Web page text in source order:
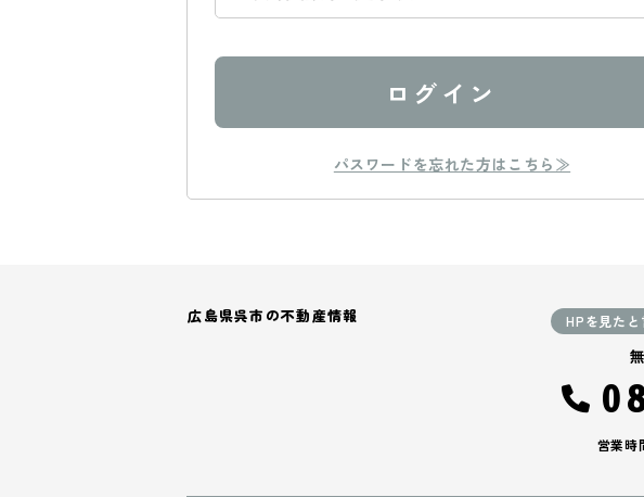
ログイン
パスワードを忘れた方はこちら≫
広島県呉市の不動産情報 HPを見た
営業時